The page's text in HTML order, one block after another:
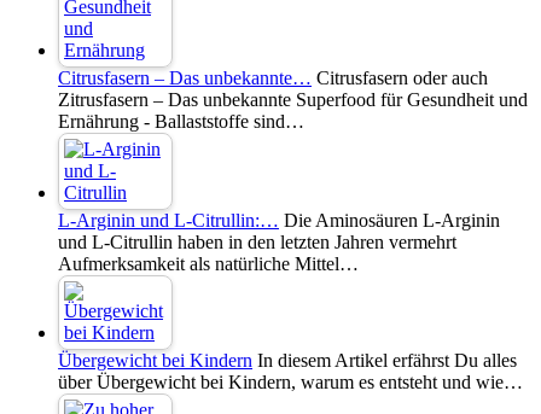
Citrusfasern – Das unbekannte… Citrusfasern oder auch
Zitrusfasern – Das unbekannte Superfood für Gesundheit und
Ernährung - Ballaststoffe sind…
L-Arginin und L-Citrullin:… Die Aminosäuren L-Arginin
und L-Citrullin haben in den letzten Jahren vermehrt
Aufmerksamkeit als natürliche Mittel…
Übergewicht bei Kindern In diesem Artikel erfährst Du alles
über Übergewicht bei Kindern, warum es entsteht und wie…